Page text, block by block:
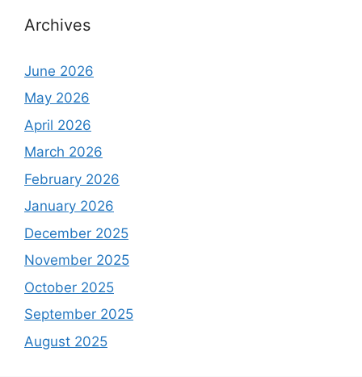
Archives
June 2026
May 2026
April 2026
March 2026
February 2026
January 2026
December 2025
November 2025
October 2025
September 2025
August 2025